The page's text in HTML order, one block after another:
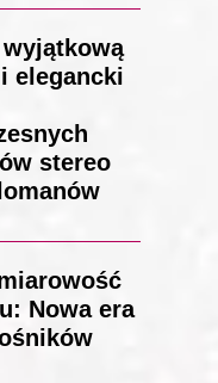
elegancki
stereo
Nowa era